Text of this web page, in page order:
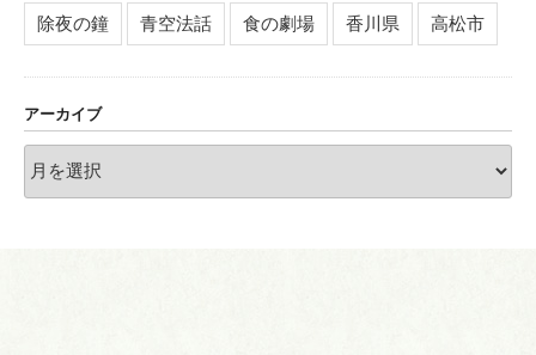
除夜の鐘 青空法話 食の劇場 香川県 高松市
アーカイブ
ー